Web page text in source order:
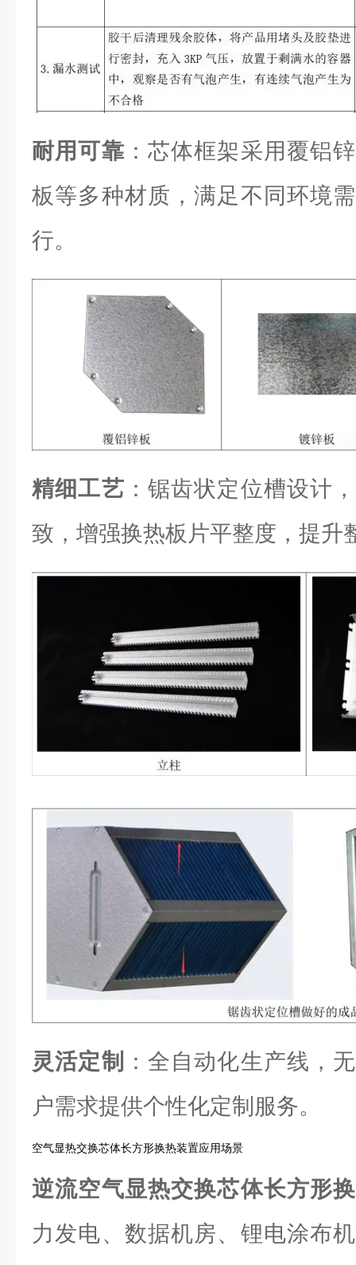
耐用可靠 ：芯体框架采用覆铝
板等多种材质，满足不同环境
行。
精细工艺 ：锯齿状定位槽设计
致，增强换热板片平整度，提升
灵活定制
：全自动化生产线，
户需求提供个性化定制服务。
空气显热交换芯体长方形换热装置应用场景
逆流空气显热交换芯体长方形
力发电、数据机房、锂电涂布